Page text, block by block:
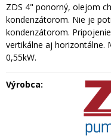
ZDS 4" ponorný, olejom
kondenzátorom. Nie je
kondenzátorom.
vertikálne aj horizontálne.
0,55kW.
Výrobca: